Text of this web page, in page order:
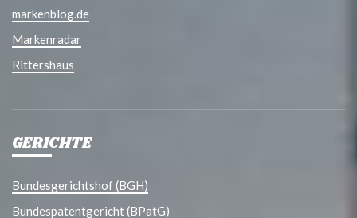
markenblog.de
Markenradar
Rittershaus
GERICHTE
Bundesgerichtshof (BGH)
Bundespatentgericht (BPatG)